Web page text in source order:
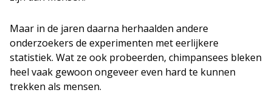
Maar in de jaren daarna herhaalden andere
onderzoekers de experimenten met eerlijkere
statistiek. Wat ze ook probeerden, chimpansees bleken
heel vaak gewoon ongeveer even hard te kunnen
trekken als mensen.